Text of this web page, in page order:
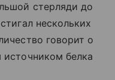
стерляди до
нескольких
говорит о
белка